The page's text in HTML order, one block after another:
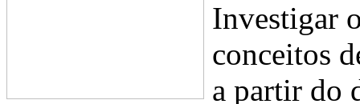
Investigar
conceitos
a partir do